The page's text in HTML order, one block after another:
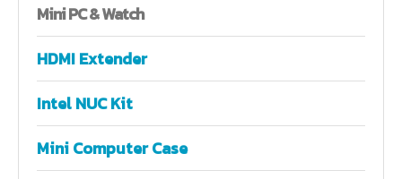
MiniPC & Watch
HDMI Extender
Intel NUC Kit
Mini Computer Case